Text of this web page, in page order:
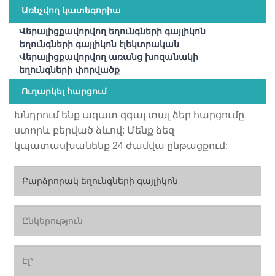
Առնչվող կատեգորիա
Վերալիցքավորվող եղունգների գայլիկոն
Եղունգների գայլիկոն էլեկտրական
Վերալիցքավորվող առանց խոզանակի
եղունգների փորվածք
Ուղարկել հարցում
Խնդրում ենք ազատ զգալ տալ ձեր հարցումը
ստորև բերված ձևով: Մենք ձեզ
կպատասխանենք 24 ժամվա ընթացքում: